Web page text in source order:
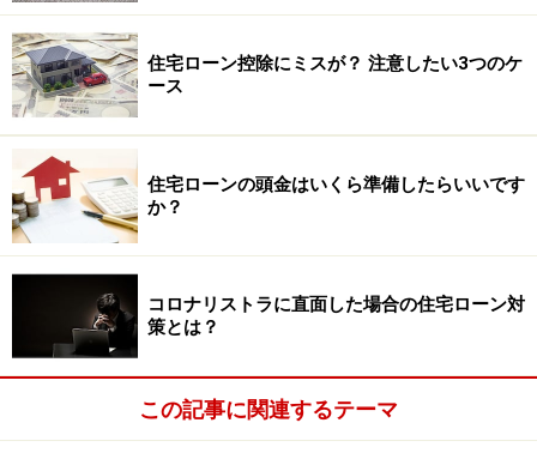
じぶん銀行
当初固定期間（10年）に教育資金などいろいろ費用がか
さむことを想定されている方にとっては、借入時の店頭
表示金利から大幅に下げられている低金利がおすすめで
す。しかも、「がん」と診断されただけで住宅ローン残
高が半分になる「がん保障特約（50％）」が無料で付帯
していることもプラス材料です。当初10年金利が最も低
いため、短い期間での返済を予定しているのであれば、
イチオシですが、当初固定期間（10年）を過ぎると、引
下幅が縮小することには注意しましょう。
りそな銀行
住宅ローン控除にミスが？ 注意したい3つのケ
ース
住宅ローンの頭金はいくら準備したらいいです
か？
コロナリストラに直面した場合の住宅ローン対
策とは？
この記事に関連するテーマ